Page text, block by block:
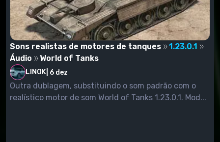
Sons realistas de motores de tanques
1.23.0.1
Áudio
World of Tanks
LINOK 6 dez
Outra dublagem, substituindo o som padrão com o
realístico motor de som World of Tanks 1.23.0.1. Mod...